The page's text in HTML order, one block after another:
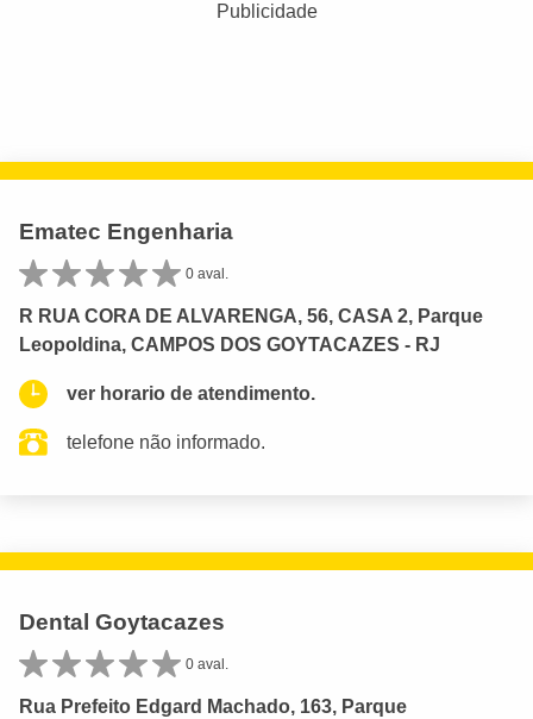
Publicidade
Ematec Engenharia
0 aval.
R RUA CORA DE ALVARENGA, 56, CASA 2, Parque
Leopoldina, CAMPOS DOS GOYTACAZES - RJ
ver horario de atendimento.
telefone não informado.
Dental Goytacazes
0 aval.
Rua Prefeito Edgard Machado, 163, Parque